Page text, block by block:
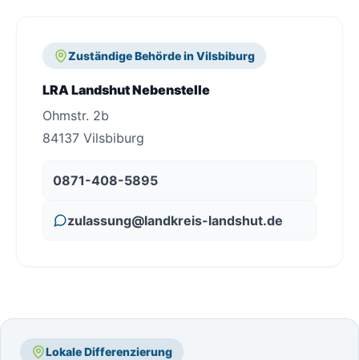
Zuständige Behörde in Vilsbiburg
LRA Landshut Nebenstelle
Ohmstr. 2b
84137 Vilsbiburg
0871-408-5895
zulassung@landkreis-landshut.de
Lokale Differenzierung